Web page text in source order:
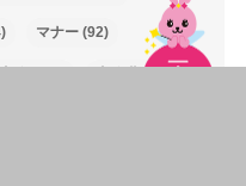
マナー(92)